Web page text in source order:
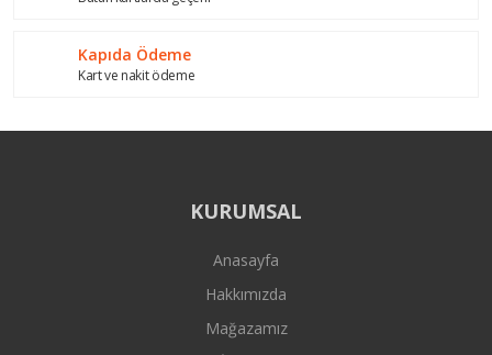
Kapıda Ödeme
Kart ve nakit ödeme
KURUMSAL
Anasayfa
Hakkımızda
Mağazamız